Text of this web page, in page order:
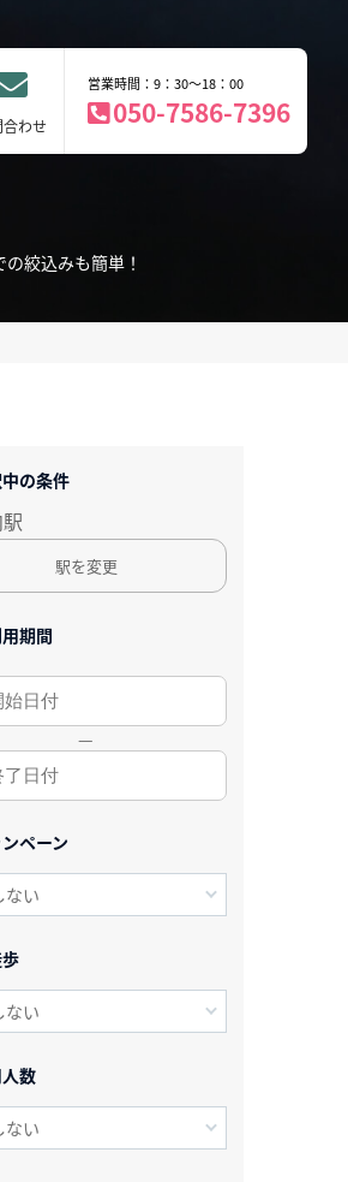
合わせ
営業時間：9：30～18：00
050-7586-7396
絞込みも簡単！
の条件
駅を変更
期間
—
ペーン
数